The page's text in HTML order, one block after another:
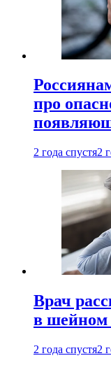
про
2 года спустя2
Врач
в шейном
2 года спустя2